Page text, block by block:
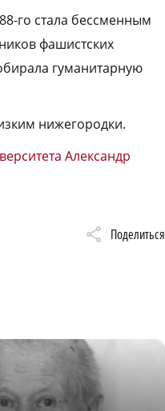
го стала бессменным
фашистских
гуманитарную
нижегородки.
Александр
Поделиться